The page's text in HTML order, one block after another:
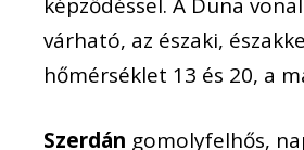
várható, az északi,
hőmérséklet 13 és 20, a
Szerdán gomolyfelhős,